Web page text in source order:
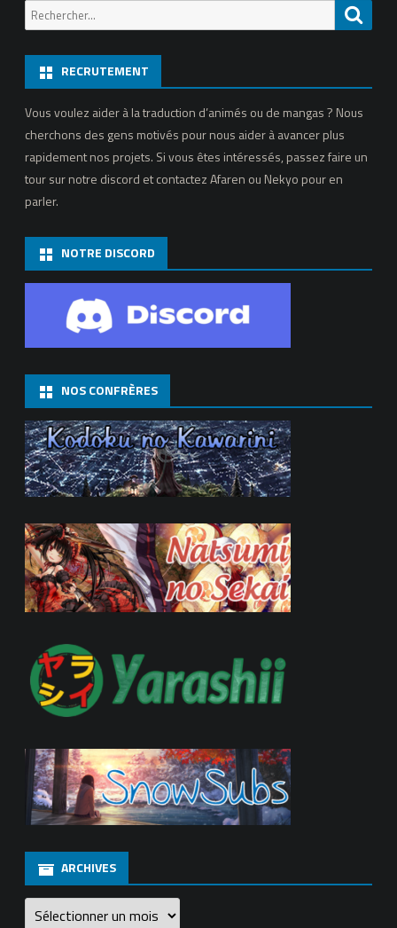
Recherche
pour:
RECRUTEMENT
Vous voulez aider à la traduction d’animés ou de mangas ? Nous
cherchons des gens motivés pour nous aider à avancer plus
rapidement nos projets. Si vous êtes intéressés, passez faire un
tour sur notre discord et contactez Afaren ou Nekyo pour en
parler.
NOTRE DISCORD
NOS CONFRÈRES
ARCHIVES
Archives